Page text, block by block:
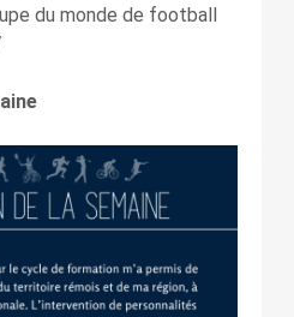
du monde de football